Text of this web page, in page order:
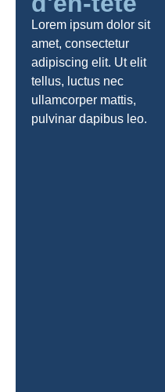
Lorem ipsum dolor sit
amet, consectetur
adipiscing elit. Ut elit
tellus, luctus nec
ullamcorper mattis,
pulvinar dapibus leo.